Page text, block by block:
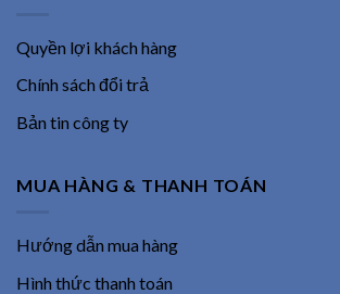
Quyền lợi khách hàng
Chính sách đổi trả
Bản tin công ty
MUA HÀNG & THANH TOÁN
Hướng dẫn mua hàng
Hình thức thanh toán